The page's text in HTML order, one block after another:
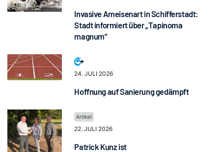
Invasive Ameisenart in Schifferstadt:
Stadt informiert über „Tapinoma
magnum“
24. JULI 2026
Hoffnung auf Sanierung gedämpft
22. JULI 2026
Patrick Kunz ist